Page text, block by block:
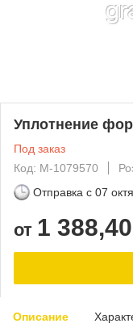
Уплотнение
Под заказ
Код: M-1079570
Отправка с 07
от 1 388,40
Описание